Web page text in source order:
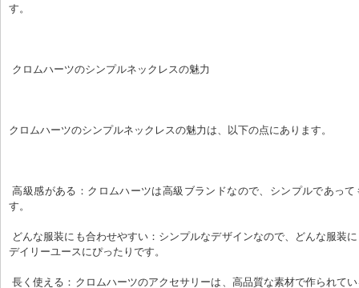
す。
クロムハーツのシンプルネックレスの魅力
クロムハーツのシンプルネックレスの魅力は、以下の点にあります。
高級感がある：クロムハーツは高級ブランドなので、シンプルであっても高級感が漂いま
す。
デイリーユースにぴったりです。
長く使える：クロムハーツのアクセサリーは、高品質な素材で作られているので、長く愛用